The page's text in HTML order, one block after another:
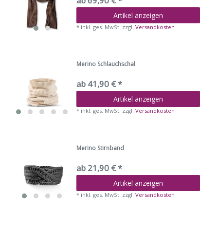
Artikel anzeigen
* inkl. ges. MwSt. zzgl.Versandkosten
Merino Schlauchschal
ab 41,90 € *
Artikel anzeigen
* inkl. ges. MwSt. zzgl.Versandkosten
Merino Stirnband
ab 21,90 € *
Artikel anzeigen
* inkl. ges. MwSt. zzgl.Versandkosten